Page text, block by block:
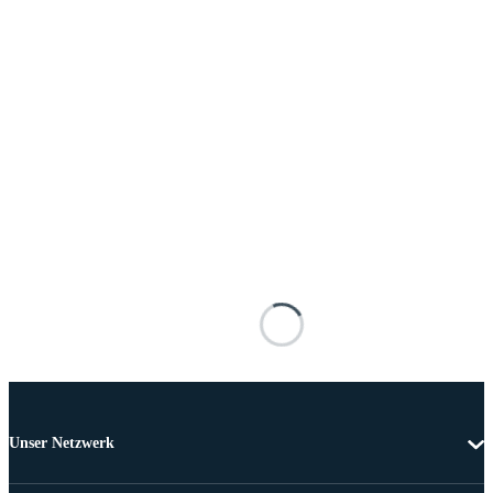
Unser Netzwerk